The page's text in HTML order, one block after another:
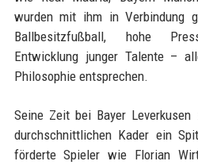
wurden mit ihm in Verbindung
Ballbesitzfußball, hohe
Entwicklung junger Talente –
Philosophie entsprechen.
Seine Zeit bei Bayer
durchschnittlichen Kader ein
förderte Spieler wie Florian